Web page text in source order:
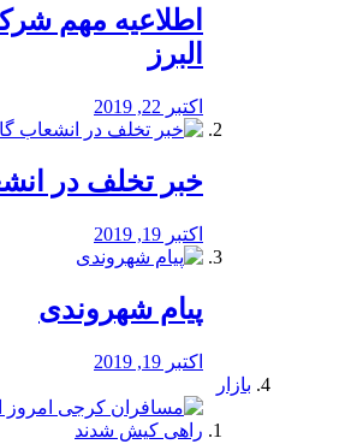
️اطلاعیه مهم
البرز
اکتبر 22, 2019
خبر تخلف در
اکتبر 19, 2019
پیام شهروندی
اکتبر 19, 2019
بازار